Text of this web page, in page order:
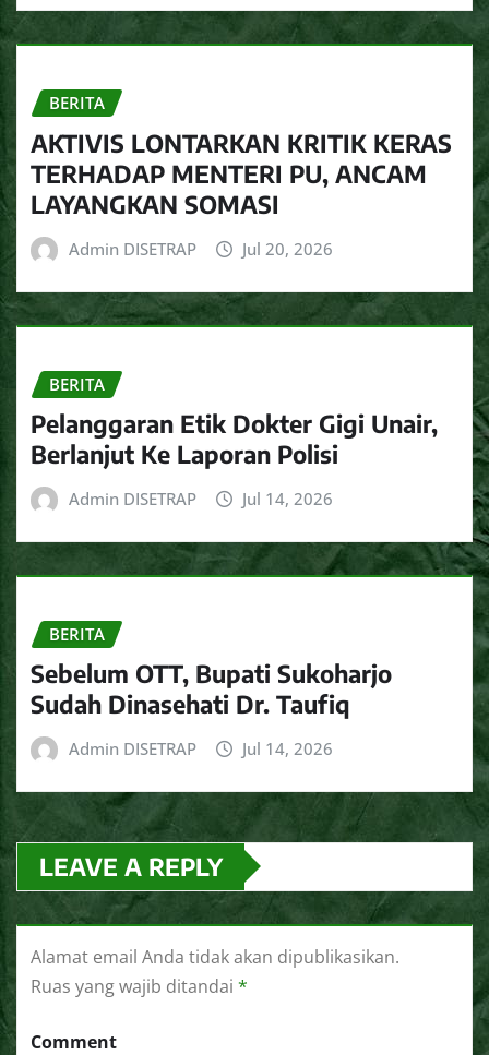
BERITA
AKTIVIS LONTARKAN KRITIK KERAS
TERHADAP MENTERI PU, ANCAM
LAYANGKAN SOMASI
Admin DISETRAP Jul 20, 2026
BERITA
Pelanggaran Etik Dokter Gigi Unair,
Berlanjut Ke Laporan Polisi
Admin DISETRAP Jul 14, 2026
BERITA
Sebelum OTT, Bupati Sukoharjo
Sudah Dinasehati Dr. Taufiq
Admin DISETRAP Jul 14, 2026
LEAVE A REPLY
Alamat email Anda tidak akan dipublikasikan.
Ruas yang wajib ditandai *
Comment